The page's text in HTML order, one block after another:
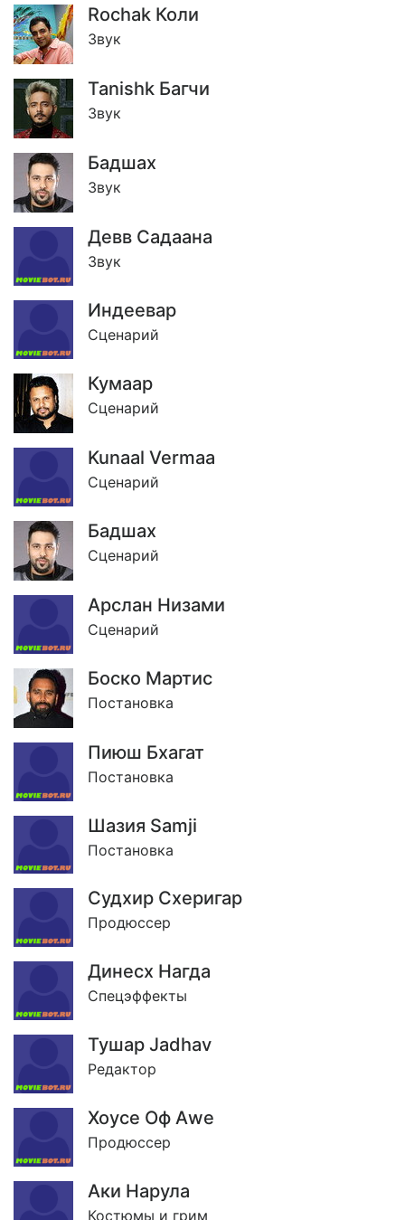
Rochak Коли
Звук
Tanishk Багчи
Звук
Бадшах
Звук
Девв Садаана
Звук
Индеевар
Сценарий
Кумаар
Сценарий
Kunaal Vermaa
Сценарий
Бадшах
Сценарий
Арслан Низами
Сценарий
Боско Мартис
Постановка
Пиюш Бхагат
Постановка
Шазия Samji
Постановка
Судхир Схеригар
Продюссер
Динесх Нагда
Спецэффекты
Тушар Jadhav
Редактор
Хоусе Оф Аwе
Продюссер
Аки Нарула
Костюмы и грим